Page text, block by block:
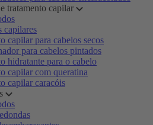
tratamento capilar
capilares
capilar para cabelos secos
para cabelos pintados
hidratante para o cabelo
capilar com queratina
capilar caracóis